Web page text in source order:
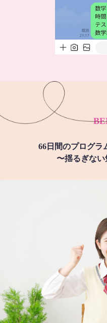
66日間のプログラ
〜揺るぎな